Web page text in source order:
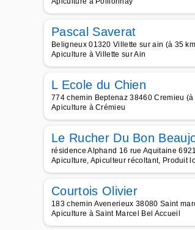
Pascal Saverat
Beligneux 01320 Villette sur ain (à 35
Apiculture à Villette sur Ain
L Ecole du Chien
774 chemin Beptenaz 38460 Cremieu
Apiculture à Crémieu
Le Rucher Du Bon
résidence Alphand 16 rue Aquitaine
Apiculture, Apiculteur récoltant, Produit
Courtois Olivier
183 chemin Avenerieux 38080 Saint
Apiculture à Saint Marcel Bel Accueil